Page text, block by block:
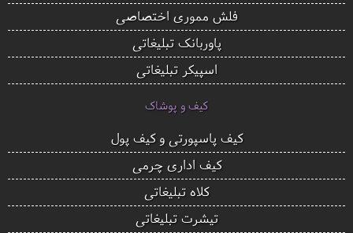
فلش مموری اختصاصی
پاوربانک تبلیغاتی
اسپیکر تبلیغاتی
کیف و پوشاک
کیف پاسپورتی و کیف پول
کیف اداری چرمی
کلاه تبلیغاتی
تیشرت تبلیغاتی